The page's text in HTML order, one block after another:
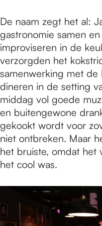
De naam zegt het al:
gastronomie samen
improviseren in de
verzorgden het
samenwerking met de
dineren in de setting
middag vol goede
en buitengewone
gekookt wordt voor
niet ontbreken. Maar
het bruiste, omdat het
het cool was.